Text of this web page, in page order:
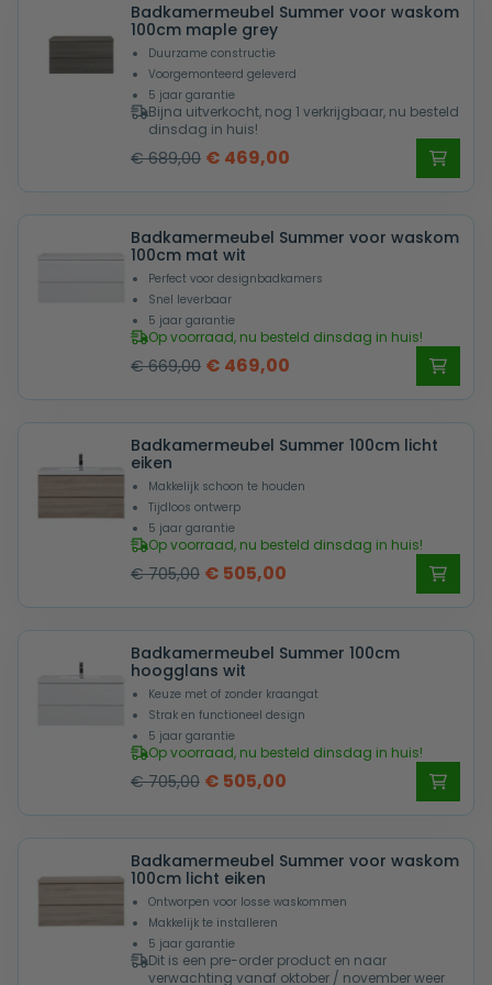
€ 669,00.€ 469,00.
Badkamermeubel Summer voor waskom
100cm maple grey
Duurzame constructie
Voorgemonteerd geleverd
5 jaar garantie
Bijna uitverkocht, nog 1 verkrijgbaar, nu besteld
dinsdag in huis!
€689,00 Oorspronkelijke
was:
€ 689,00.
€ 469,00
is:
€ 469,00.
Badkamermeubel Summer voor waskom
100cm mat wit
Perfect voor designbadkamers
Snel leverbaar
5 jaar garantie
Op voorraad, nu besteld dinsdag in huis!
€669,00 Oorspronkelijke
was:
€ 669,00.
€ 469,00
is:
€ 469,00.
Badkamermeubel Summer 100cm licht
eiken
Makkelijk schoon te houden
Tijdloos ontwerp
5 jaar garantie
Op voorraad, nu besteld dinsdag in huis!
€705,00 Oorspronkelijke
was:
€ 705,00.
€ 505,00
is:
€ 505,00.
Badkamermeubel Summer 100cm
hoogglans wit
Keuze met of zonder kraangat
Strak en functioneel design
5 jaar garantie
Op voorraad, nu besteld dinsdag in huis!
€705,00 Oorspronkelijke
was:
€ 705,00.
€ 505,00
is:
€ 505,00.
Badkamermeubel Summer voor waskom
100cm licht eiken
Ontworpen voor losse waskommen
Makkelijk te installeren
5 jaar garantie
Dit is een pre-order product en naar
verwachting vanaf oktober / november weer